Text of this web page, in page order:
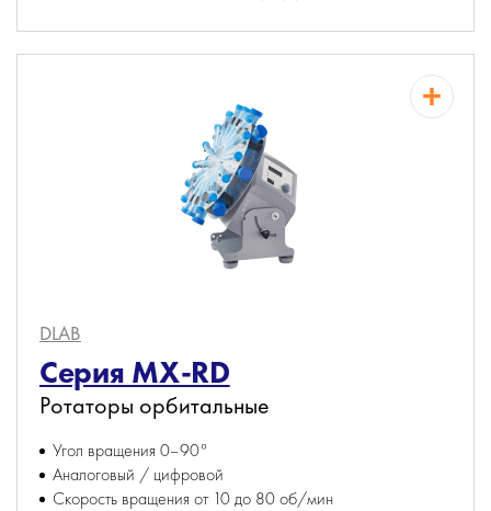
DLAB
Серия MX-RD
Ротаторы орбитальные
Угол вращения 0–90°
Аналоговый / цифровой
Скорость вращения от 10 до 80 об/мин